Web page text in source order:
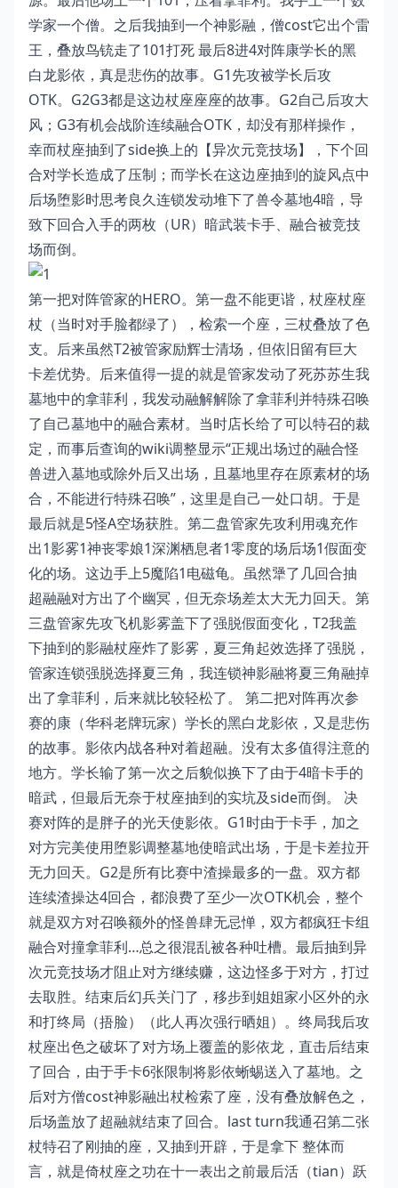
学家一个僧。之后我抽到一个神影融，僧cost它出个雷
王，叠放鸟铳走了101打死 最后8进4对阵康学长的黑
白龙影依，真是悲伤的故事。G1先攻被学长后攻
OTK。G2G3都是这边杖座座座的故事。G2自己后攻大
风；G3有机会战阶连续融合OTK，却没有那样操作，
幸而杖座抽到了side换上的【异次元竞技场】，下个回
合对学长造成了压制；而学长在这边座抽到的旋风点中
后场堕影时思考良久连锁发动堆下了兽令墓地4暗，导
致下回合入手的两枚（UR）暗武装卡手、融合被竞技
场而倒。
第一把对阵管家的HERO。第一盘不能更谐，杖座杖座
杖（当时对手脸都绿了），检索一个座，三杖叠放了色
支。后来虽然T2被管家励辉士清场，但依旧留有巨大
卡差优势。后来值得一提的就是管家发动了死苏苏生我
墓地中的拿菲利，我发动融解解除了拿菲利并特殊召唤
了自己墓地中的融合素材。当时店长给了可以特召的裁
定，而事后查询的wiki调整显示“正规出场过的融合怪
兽进入墓地或除外后又出场，且墓地里存在原素材的场
合，不能进行特殊召唤”，这里是自己一处口胡。于是
最后就是5怪A空场获胜。第二盘管家先攻利用魂充作
出1影雾1神丧零娘1深渊栖息者1零度的场后场1假面变
化的场。这边手上5魔陷1电磁龟。虽然犟了几回合抽
超融融对方出了个幽冥，但无奈场差太大无力回天。第
三盘管家先攻飞机影雾盖下了强脱假面变化，T2我盖
下抽到的影融杖座炸了影雾，夏三角起效选择了强脱，
管家连锁强脱选择夏三角，我连锁神影融将夏三角融掉
出了拿菲利，后来就比较轻松了。 第二把对阵再次参
赛的康（华科老牌玩家）学长的黑白龙影依，又是悲伤
的故事。影依内战各种对着超融。没有太多值得注意的
地方。学长输了第一次之后貌似换下了由于4暗卡手的
暗武，但最后无奈于杖座抽到的实坑及side而倒。 决
赛对阵的是胖子的光天使影依。G1时由于卡手，加之
对方完美使用堕影调整墓地使暗武出场，于是卡差拉开
无力回天。G2是所有比赛中渣操最多的一盘。双方都
连续渣操达4回合，都浪费了至少一次OTK机会，整个
就是双方对召唤额外的怪兽肆无忌惮，双方都疯狂卡组
融合对撞拿菲利…总之很混乱被各种吐槽。最后抽到异
次元竞技场才阻止对方继续赚，这边怪多于对方，打过
去取胜。结束后幻兵关门了，移步到姐姐家小区外的永
和打终局（捂脸）（此人再次强行晒姐）。终局我后攻
杖座出色之破坏了对方场上覆盖的影依龙，直击后结束
了回合，由于手卡6张限制将影依蜥蜴送入了墓地。之
后对方僧cost神影融出杖检索了座，没有叠放解色之，
后场盖放了超融就结束了回合。last turn我通召第二张
杖特召了刚抽的座，又抽到开辟，于是拿下 整体而
言，就是倚杖座之功在十一表出之前最后活（tian）跃